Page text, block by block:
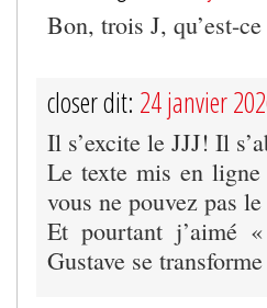
Bon, trois J, qu’est-
closer dit: 24 janvier
Il s’excite le JJJ! Il
Le texte mis en
vous ne pouvez pas
Et pourtant j’aimé
Gustave se